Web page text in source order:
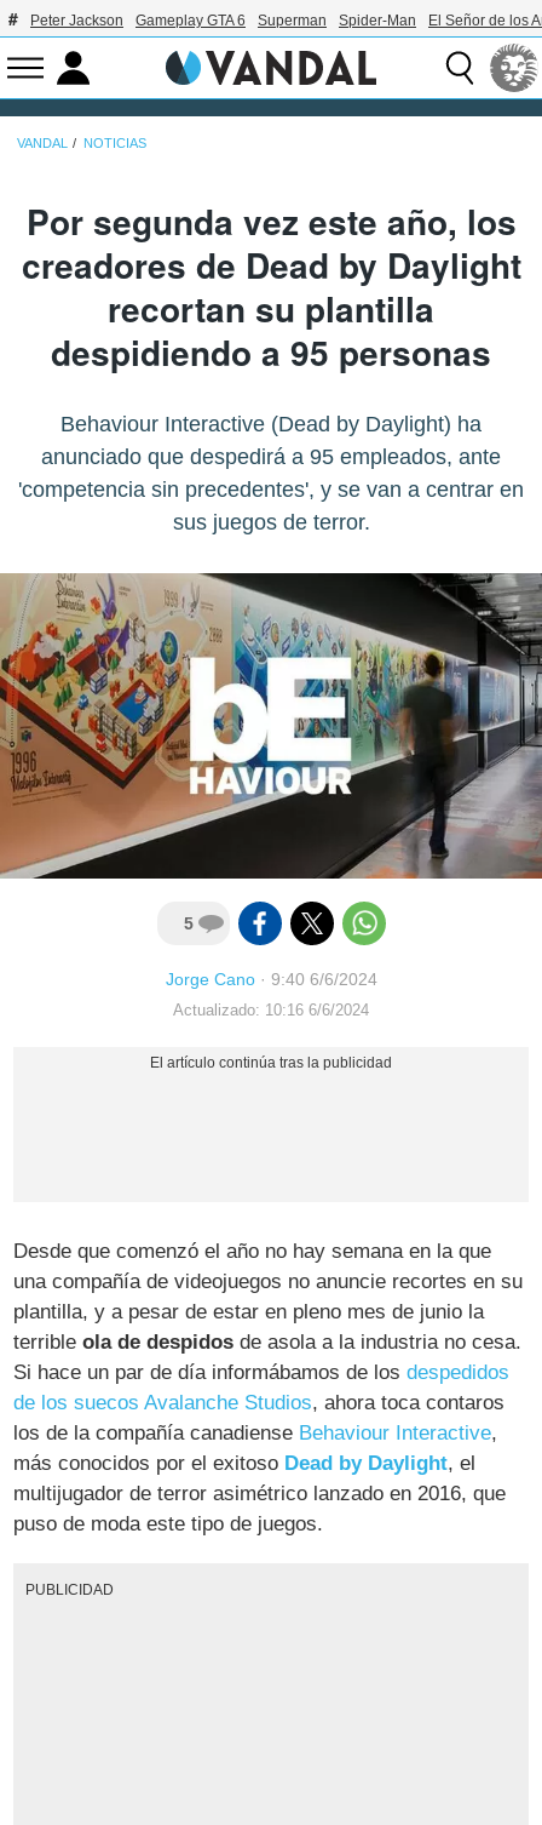
Peter Jackson Gameplay GTA 6 Superman Spider-Man El Señor de los
VANDAL NOTICIAS
Por segunda vez este año, los
creadores de Dead by Daylight
recortan su plantilla
despidiendo a 95 personas
Behaviour Interactive (Dead by Daylight) ha
anunciado que despedirá a 95 empleados, ante
'competencia sin precedentes', y se van a centrar en
sus juegos de terror.
5
Jorge Cano· 9:40 6/6/2024
Actualizado: 10:16 6/6/2024
Desde que comenzó el año no hay semana en la que
una compañía de videojuegos no anuncie recortes en su
plantilla, y a pesar de estar en pleno mes de junio la
terribleola de despidos de asola a la industria no cesa.
Si hace un par de día informábamos de losdespedidos
de los suecos Avalanche Studios, ahora toca contaros
los de la compañía canadiense Behaviour Interactive,
más conocidos por el exitoso Dead by Daylight, el
multijugador de terror asimétrico lanzado en 2016, que
puso de moda este tipo de juegos.
PUBLICIDAD